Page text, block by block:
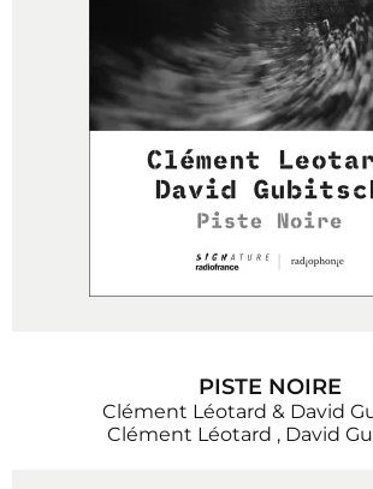
PISTE NOIRE
Clément Léotard & David
Clément Léotard , David